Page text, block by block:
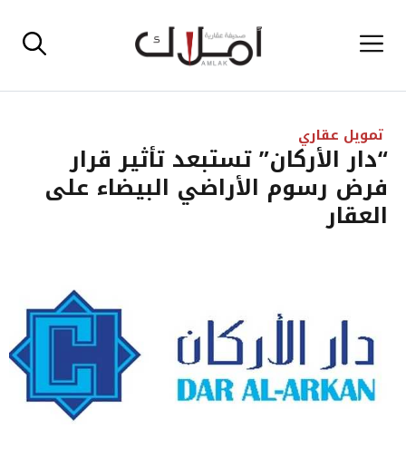
إلى القائمة
تمويل عقاري
“دار الأركان” تستبعد تأثير قرار
فرض رسوم الأراضي البيضاء على
العقار